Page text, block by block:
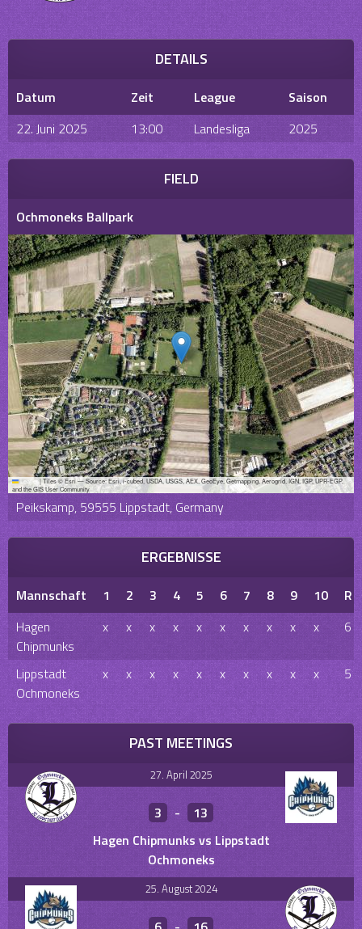
DETAILS
Datum Zeit League
Saison
22. Juni 2025
13:00 Landesliga 2025
FIELD
Ochmoneks Ballpark
Leaflet|Tiles © Esri — Source: Esri, i-cubed, USDA, USGS, AEX, GeoEye, Getmapping, Aerogrid, IGN, IGP, UPR-EGP,
and the GIS User Community
Peikskamp, 59555 Lippstadt, Germany
ERGEBNISSE
Mannschaft 1 2 3 4 5 6 7 8 9 10
R
Hagen
Chipmunks
x x x x x x x x x x 6
Lippstadt
Ochmoneks
x x x x x x x x x x 5
PAST MEETINGS
27. April 2025
3 -
13
Hagen Chipmunks vs Lippstadt
Ochmoneks
25. August 2024